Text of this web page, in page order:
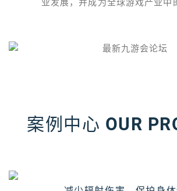
业发展，并成为全球游戏产业中
案例中心 OUR